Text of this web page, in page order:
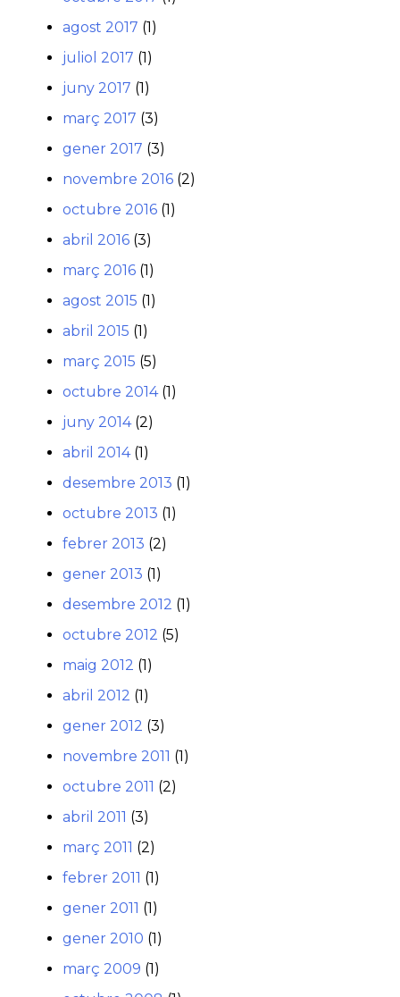
agost 2017 (1)
juliol 2017 (1)
juny 2017 (1)
març 2017 (3)
gener 2017 (3)
novembre 2016 (2)
octubre 2016 (1)
abril 2016 (3)
març 2016 (1)
agost 2015 (1)
abril 2015 (1)
març 2015 (5)
octubre 2014(1)
juny 2014(2)
abril 2014(1)
desembre 2013 (1)
octubre 2013 (1)
febrer 2013 (2)
gener 2013 (1)
desembre 2012 (1)
octubre 2012 (5)
maig 2012 (1)
abril 2012 (1)
gener 2012 (3)
novembre 2011 (1)
octubre 2011 (2)
abril 2011 (3)
març 2011 (2)
febrer 2011 (1)
gener 2011 (1)
gener 2010 (1)
març 2009 (1)